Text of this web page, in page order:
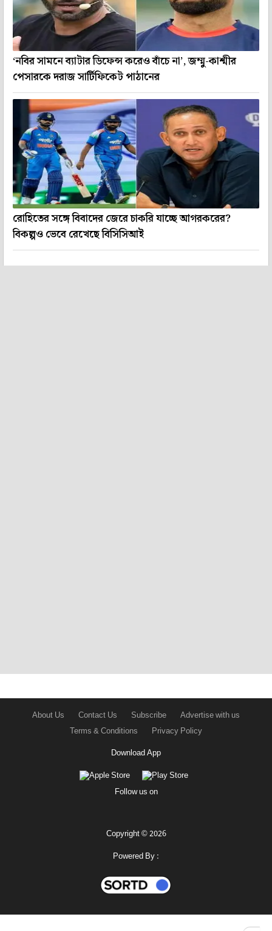
‘নবির সামনে ব্যাটার ডিফেন্স করেও বাঁচে না’, জম্মু-কাশ্মীর
পেসারকে দরাজ সার্টিফিকেট পাঠানের
রোহিতের সঙ্গে বিবাদের জেরে চাকরি যাচ্ছে আগরকরের?
বিকল্পও ভেবে রেখেছে বিসিসিআই
About Us Contact Us Subscribe
Advertise with us
Terms & Conditions
Privacy Policy
Download App
Follow us on
Copyright © 2026
Powered By :